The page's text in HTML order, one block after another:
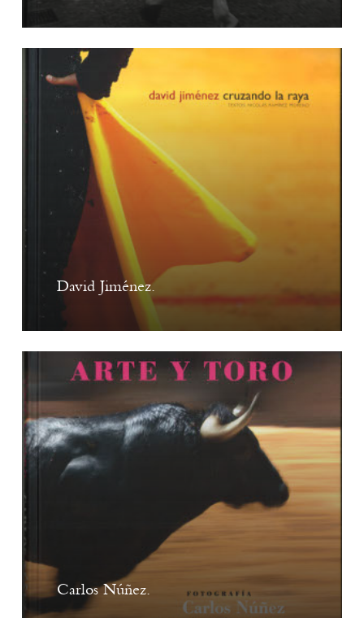
David Jiménez.
Carlos Núñez.